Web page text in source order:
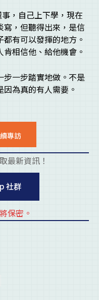
，自己上下學，現在
寫，但聽得出來，是信
有可以發揮的地方。
相信他、給他機會。
步一步踏實地做。不是
為真的有人需要。
專訪
最新資訊！
社群
保密。